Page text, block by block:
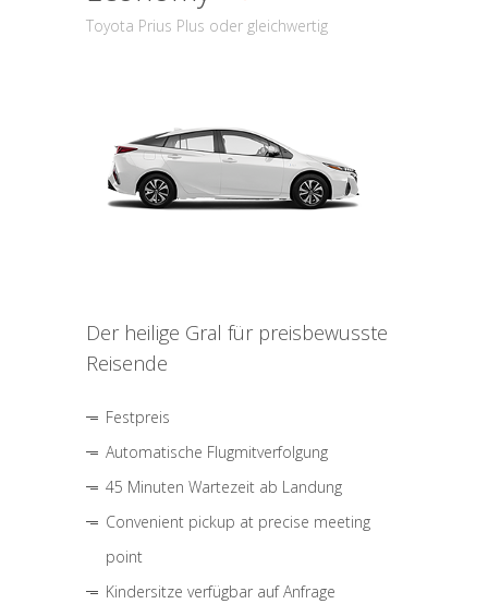
Toyota Prius Plus oder gleichwertig
Der heilige Gral für preisbewusste
Reisende
Festpreis
Automatische Flugmitverfolgung
45 Minuten Wartezeit ab Landung
Convenient pickup at precise meeting
point
Kindersitze verfügbar auf Anfrage